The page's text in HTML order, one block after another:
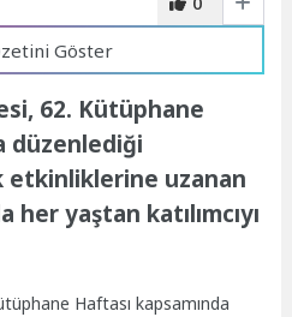
Göster
62. Kütüphane
düzenlediği
etkinliklerine uzanan
yaştan katılımcıyı
Haftası kapsamında